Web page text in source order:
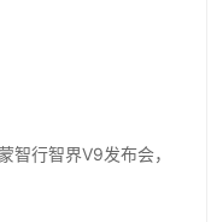
行智界V9发布会，